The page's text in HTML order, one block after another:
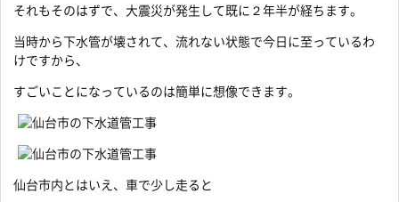
それもそのはずで、大震災が発生して既に２年半が経ちます。
当時から下水管が壊されて、流れない状態で今日に至っているわ
けですから、
すごいことになっているのは簡単に想像できます。
仙台市内とはいえ、車で少し走ると